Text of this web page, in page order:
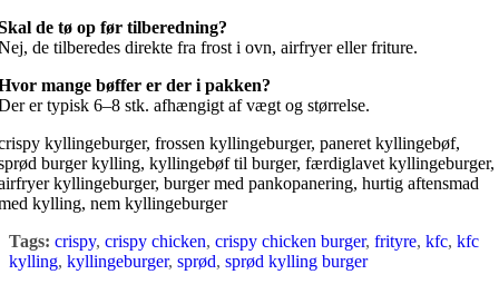
de tø op før tilberedning?
de tilberedes direkte fra frost i ovn, airfryer eller friture.
mange bøffer er der i pakken?
er typisk 6–8 stk. afhængigt af vægt og størrelse.
kyllingeburger, frossen kyllingeburger, paneret kyllingebøf,
burger kylling, kyllingebøf til burger, færdiglavet kyllingeburger,
kyllingeburger, burger med pankopanering, hurtig aftensmad
kylling, nem kyllingeburger
Tags: crispy, crispy chicken, crispy chicken burger, frityre, kfc, kfc
kylling, kyllingeburger, sprød, sprød kylling burger